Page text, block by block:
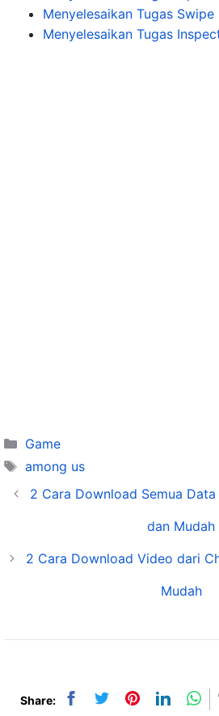
Menyelesaikan Tugas
Menyelesaikan Tugas
Categories
Game
Tags
among us
2 Cara Download Semua
dan Mudah
2 Cara Download Video dari
Mudah
Share: